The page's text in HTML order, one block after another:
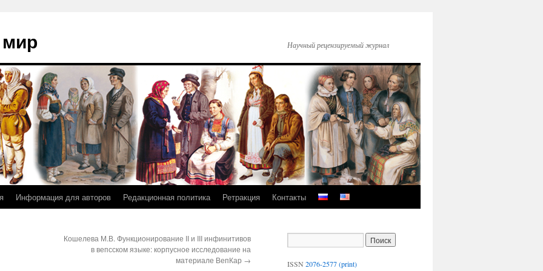
Научный рецензируемый журнал
Информация для авторов Редакционная политика Ретракция Контакты
Кошелева М.В. Функционирование II и III инфинитивов
в вепсском языке: корпусное исследование на
материале ВепКар → ISSN 2076-2577 (print)